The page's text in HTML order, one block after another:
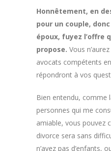
Honnêtement, en
pour un couple,
époux, fuyez l’offre
propose. Vous
avocats compétents
répondront à vos
Bien entendu, comme
personnes qui me
amiable, vous pouvez
divorce sera sans
n’avez pas d’enfants,